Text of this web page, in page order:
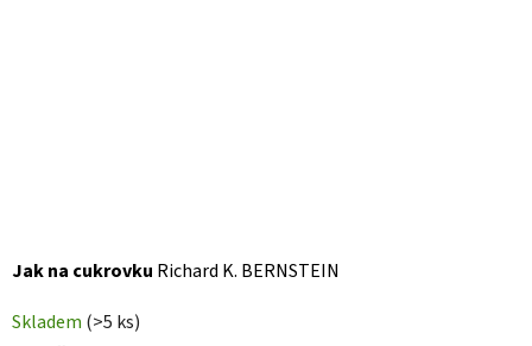
Jak na cukrovku Richard K. BERNSTEIN
Skladem (>5 ks)